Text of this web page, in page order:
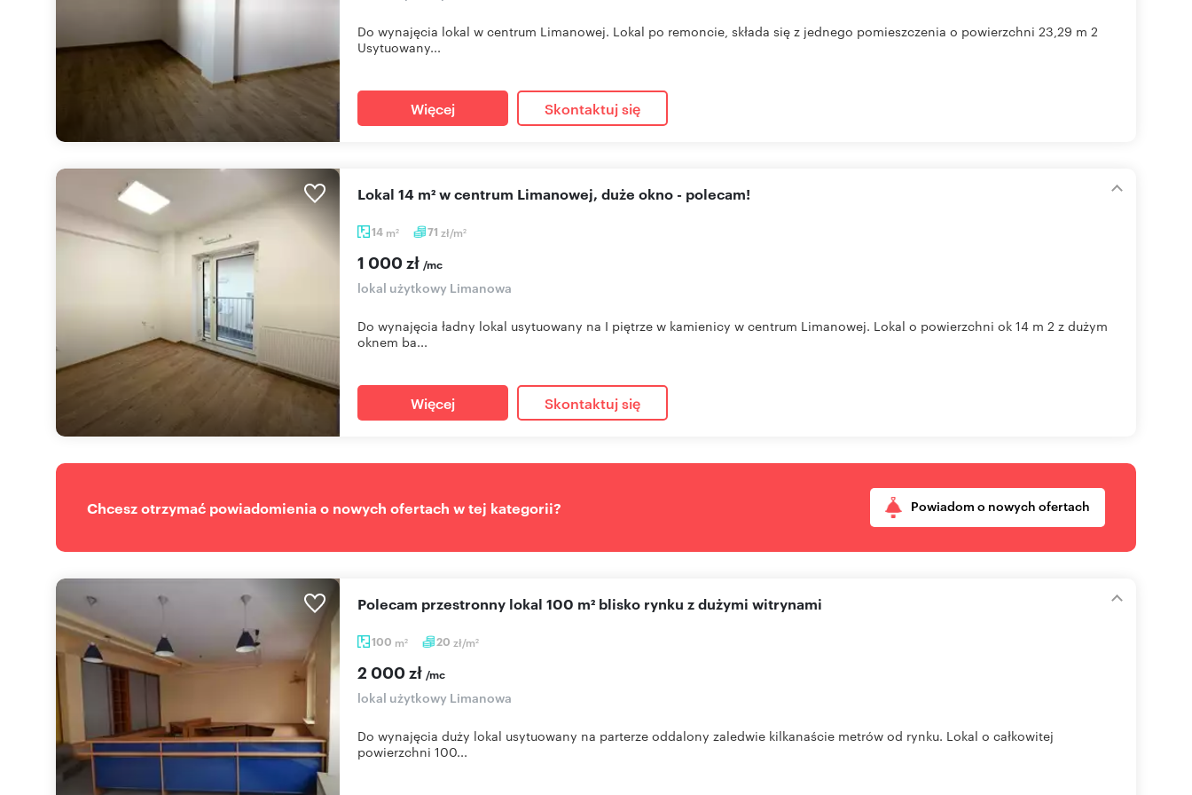
Do wynajęcia lokal w centrum Limanowej. Lokal po remoncie, składa się z jednego pomieszczenia o powierzchni 23,29 m 2
Usytuowany...
Więcej Skontaktuj się
14 m2 71 zł/m2
Lokal 14 m² w centrum Limanowej, duże okno - polecam!
1 000 zł /mc
lokal użytkowy Limanowa
Do wynajęcia ładny lokal usytuowany na I piętrze w kamienicy w centrum Limanowej. Lokal o powierzchni ok 14 m 2 z dużym
oknem ba...
Więcej Skontaktuj się
Chcesz otrzymać powiadomienia o nowych ofertach w tej kategorii? Powiadom o nowych ofertach
100 m2 20 zł/m2
Polecam przestronny lokal 100 m² blisko rynku z dużymi witrynami
2 000 zł /mc
lokal użytkowy Limanowa
Do wynajęcia duży lokal usytuowany na parterze oddalony zaledwie kilkanaście metrów od rynku. Lokal o całkowitej
powierzchni 100...